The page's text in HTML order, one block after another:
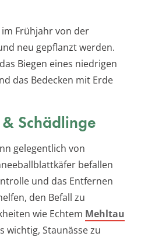
Frühjahr von der
neu gepflanzt werden.
Biegen eines niedrigen
das Bedecken mit Erde
Schädlinge
gelegentlich von
befallen
und das Entfernen
den Befall zu
wie Echtem Mehltau
wichtig, Staunässe zu